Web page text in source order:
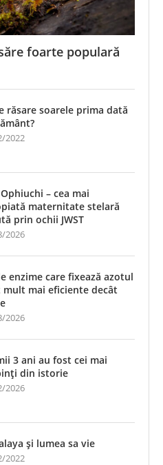
foarte populară
răsare soarele prima dată
2022
– cea mai
maternitate stelară
prin ochii JWST
2026
enzime care fixează azotul
mult mai eficiente decât
2026
3 ani au fost cei mai
din istorie
2026
și lumea sa vie
2022